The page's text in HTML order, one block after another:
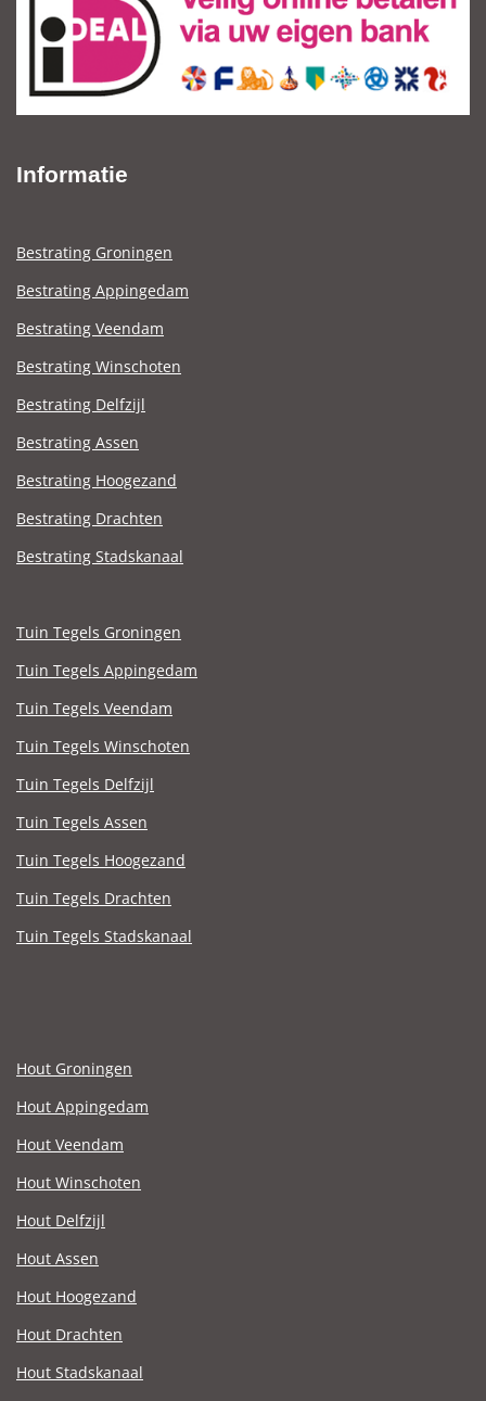
Informatie
Bestrating Groningen
Bestrating Appingedam
Bestrating Veendam
Bestrating Winschoten
Bestrating Delfzijl
Bestrating Assen
Bestrating Hoogezand
Bestrating Drachten
Bestrating Stadskanaal
Tuin Tegels Groningen
Tuin Tegels Appingedam
Tuin Tegels Veendam
Tuin Tegels Winschoten
Tuin Tegels Delfzijl
Tuin Tegels Assen
Tuin Tegels Hoogezand
Tuin Tegels Drachten
Tuin Tegels Stadskanaal
Hout Groningen
Hout Appingedam
Hout Veendam
Hout Winschoten
Hout Delfzijl
Hout Assen
Hout Hoogezand
Hout Drachten
Hout Stadskanaal